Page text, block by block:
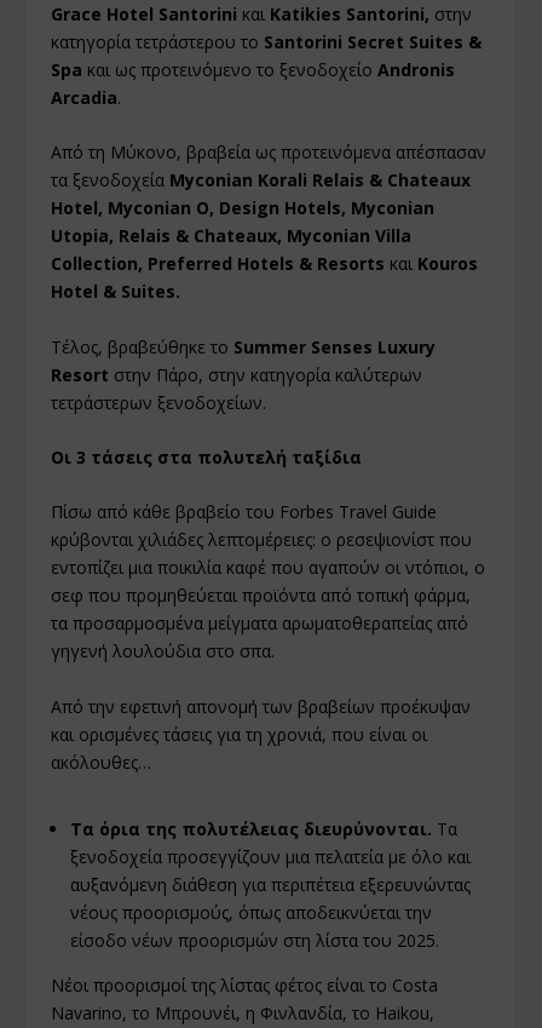
Grace Hotel Santorini και Katikies Santorini, στην
κατηγορία τετράστερου το Santorini Secret Suites &
Spa και ως προτεινόμενο το ξενοδοχείοAndronis
Arcadia.
Από τη Μύκονο, βραβεία ως προτεινόμενα απέσπασαν
τα ξενοδοχεία Myconian Korali Relais & Chateaux
Hotel, Myconian O, Design Hotels, Myconian
Utopia, Relais & Chateaux, Myconian Villa
Collection, Preferred Hotels & Resorts και Kouros
Hotel & Suites.
Τέλος, βραβεύθηκε το Summer Senses Luxury
Resort στην Πάρο, στην κατηγορία καλύτερων
τετράστερων ξενοδοχείων.
Οι 3 τάσεις στα πολυτελή ταξίδια
Πίσω από κάθε βραβείο του Forbes Travel Guide
κρύβονται χιλιάδες λεπτομέρειες: ο ρεσεψιονίστ που
εντοπίζει μια ποικιλία καφέ που αγαπούν οι ντόπιοι, ο
σεφ που προμηθεύεται προϊόντα από τοπική φάρμα,
τα προσαρμοσμένα μείγματα αρωματοθεραπείας από
γηγενή λουλούδια στο σπα.
Από την εφετινή απονομή των βραβείων προέκυψαν
και ορισμένες τάσεις για τη χρονιά, που είναι οι
ακόλουθες…
Τα όρια της πολυτέλειας διευρύνονται. Τα
ξενοδοχεία προσεγγίζουν μια πελατεία με όλο και
αυξανόμενη διάθεση για περιπέτεια εξερευνώντας
νέους προορισμούς, όπως αποδεικνύεται την
είσοδο νέων προορισμών στη λίστα του 2025.
Νέοι προορισμοί της λίστας φέτος είναι το Costa
Navarino, το Μπρουνέι, η Φινλανδία, το Haikou,